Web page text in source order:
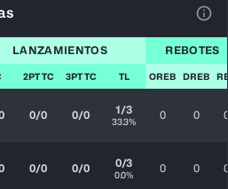
LANZAMIENTOS REBOTES
2PT TC 3PT TC TL OREB DREB
0/0 0/0 1/3
33.3% 0 0
0/0 0/0 0/3
0.0% 0 0